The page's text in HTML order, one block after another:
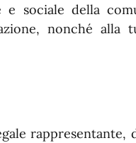
sociale della
nonché alla
rappresentante,